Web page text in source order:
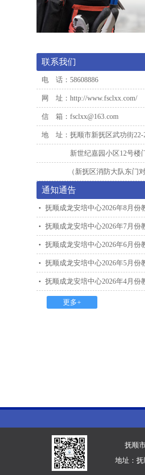
联系我们
电 话：58608886
网 址：http://www.fsclxx.com/
信 箱：fsclxx@163.com
地 址：抚顺市新抚区武功街22-
新世纪嘉园小区12号楼门
（新抚区消防大队东门对
通知通告
• 抚顺成龙安培中心2026年8月份教
• 抚顺成龙安培中心2026年7月份教
• 抚顺成龙安培中心2026年6月份教
• 抚顺成龙安培中心2026年5月份教
• 抚顺成龙安培中心2026年4月份教
更多+
抚顺
地址：